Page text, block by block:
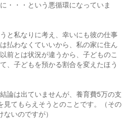
・・・という悪循環になっていま
と私なりに考え、幸いにも彼の仕事
払わなくていいから、私の家に住ん
前とは状況が違うから、子どものこ
、子どもを預かる割合を変えたほう
論は出ていませんが、養育費5万の支
見てもらえそうとのことです。（その
いのですが）